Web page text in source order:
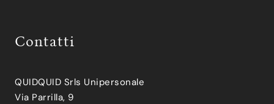
Contatti
QUIDQUID Srls Unipersonale
Via Parrilla, 9